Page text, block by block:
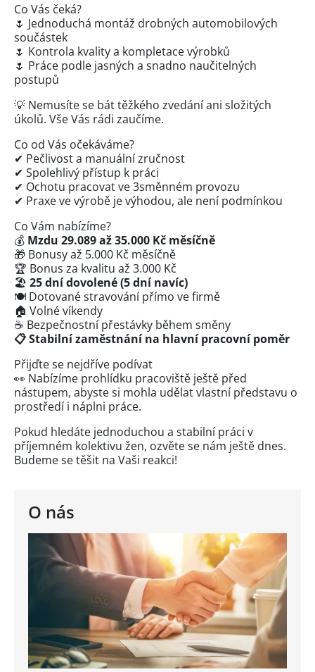
O nás
Co Vás čeká?
🌷 Jednoduchá montáž drobných automobilových
součástek
🌷 Kontrola kvality a kompletace výrobků
🌷 Práce podle jasných a snadno naučitelných
postupů
💡 Nemusíte se bát těžkého zvedání ani složitých
úkolů. Vše Vás rádi zaučíme.
Co od Vás očekáváme?
✔ Pečlivost a manuální zručnost
✔ Spolehlivý přístup k práci
✔ Ochotu pracovat ve 3směnném provozu
✔ Praxe ve výrobě je výhodou, ale není podmínkou
Co Vám nabízíme?
💰 Mzdu 29.089 až 35.000 Kč měsíčně
🎁 Bonusy až 5.000 Kč měsíčně
🏆 Bonus za kvalitu až 3.000 Kč
🏖 25 dní dovolené (5 dní navíc)
🍽 Dotované stravování přímo ve firmě
🏠 Volné víkendy
☕ Bezpečnostní přestávky během směny
📋 Stabilní zaměstnání na hlavní pracovní poměr
Přijďte se nejdříve podívat
👀 Nabízíme prohlídku pracoviště ještě před
nástupem, abyste si mohla udělat vlastní představu o
prostředí i náplni práce.
Pokud hledáte jednoduchou a stabilní práci v
příjemném kolektivu žen, ozvěte se nám ještě dnes.
Budeme se těšit na Vaši reakci!